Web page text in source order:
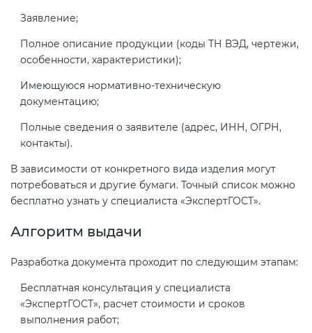
Заявление;
Полное описание продукции (коды ТН ВЭД, чертежи,
особенности, характеристики);
Имеющуюся нормативно-техническую
документацию;
Полные сведения о заявителе (адрес, ИНН, ОГРН,
контакты).
В зависимости от конкретного вида изделия могут
потребоваться и другие бумаги. Точный список можно
бесплатно узнать у специалиста «ЭкспертГОСТ».
Алгоритм выдачи
Разработка документа проходит по следующим этапам:
Бесплатная консультация у специалиста
«ЭкспертГОСТ», расчет стоимости и сроков
выполнения работ;